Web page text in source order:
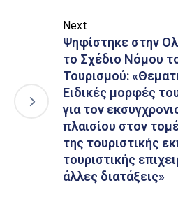
Next
Ψηφίστηκε στην
το Σχέδιο Νόμου
Τουρισμού:
Ειδικές μορφές
για τον
πλαισίου στον
της τουριστικής
τουριστικής
άλλες διατάξεις»